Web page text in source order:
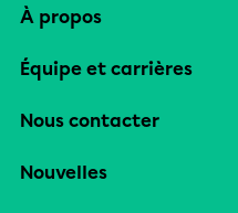
À propos
Équipe et carrières
Nous contacter
Nouvelles